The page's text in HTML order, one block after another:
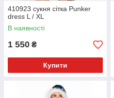
410923 сукня сітка Punker
dress L / XL
В наявності
1 550 ₴
Купити